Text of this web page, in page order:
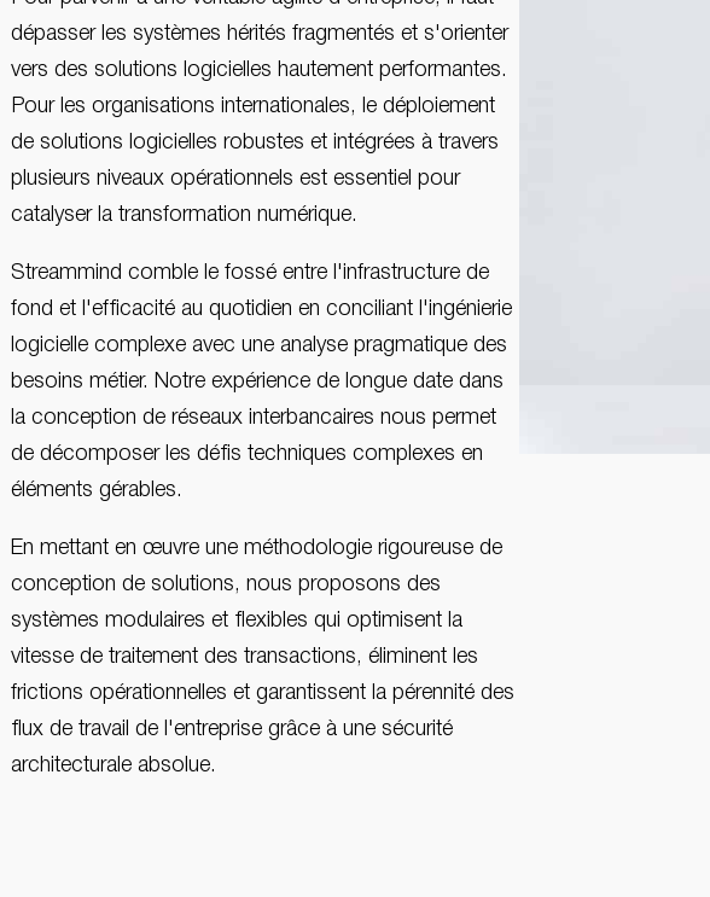
dépasser les systèmes hérités fragmentés et s'orienter
vers des solutions logicielles hautement performantes.
Pour les organisations internationales, le déploiement
de solutions logicielles robustes et intégrées à travers
plusieurs niveaux opérationnels est essentiel pour
catalyser la transformation numérique.
Streammind comble le fossé entre l'infrastructure de
fond et l'efficacité au quotidien en conciliant l'ingénierie
logicielle complexe avec une analyse pragmatique des
besoins métier. Notre expérience de longue date dans
la conception de réseaux interbancaires nous permet
de décomposer les défis techniques complexes en
éléments gérables.
En mettant en œuvre une méthodologie rigoureuse de
conception de solutions, nous proposons des
systèmes modulaires et flexibles qui optimisent la
vitesse de traitement des transactions, éliminent les
frictions opérationnelles et garantissent la pérennité des
flux de travail de l'entreprise grâce à une sécurité
architecturale absolue.